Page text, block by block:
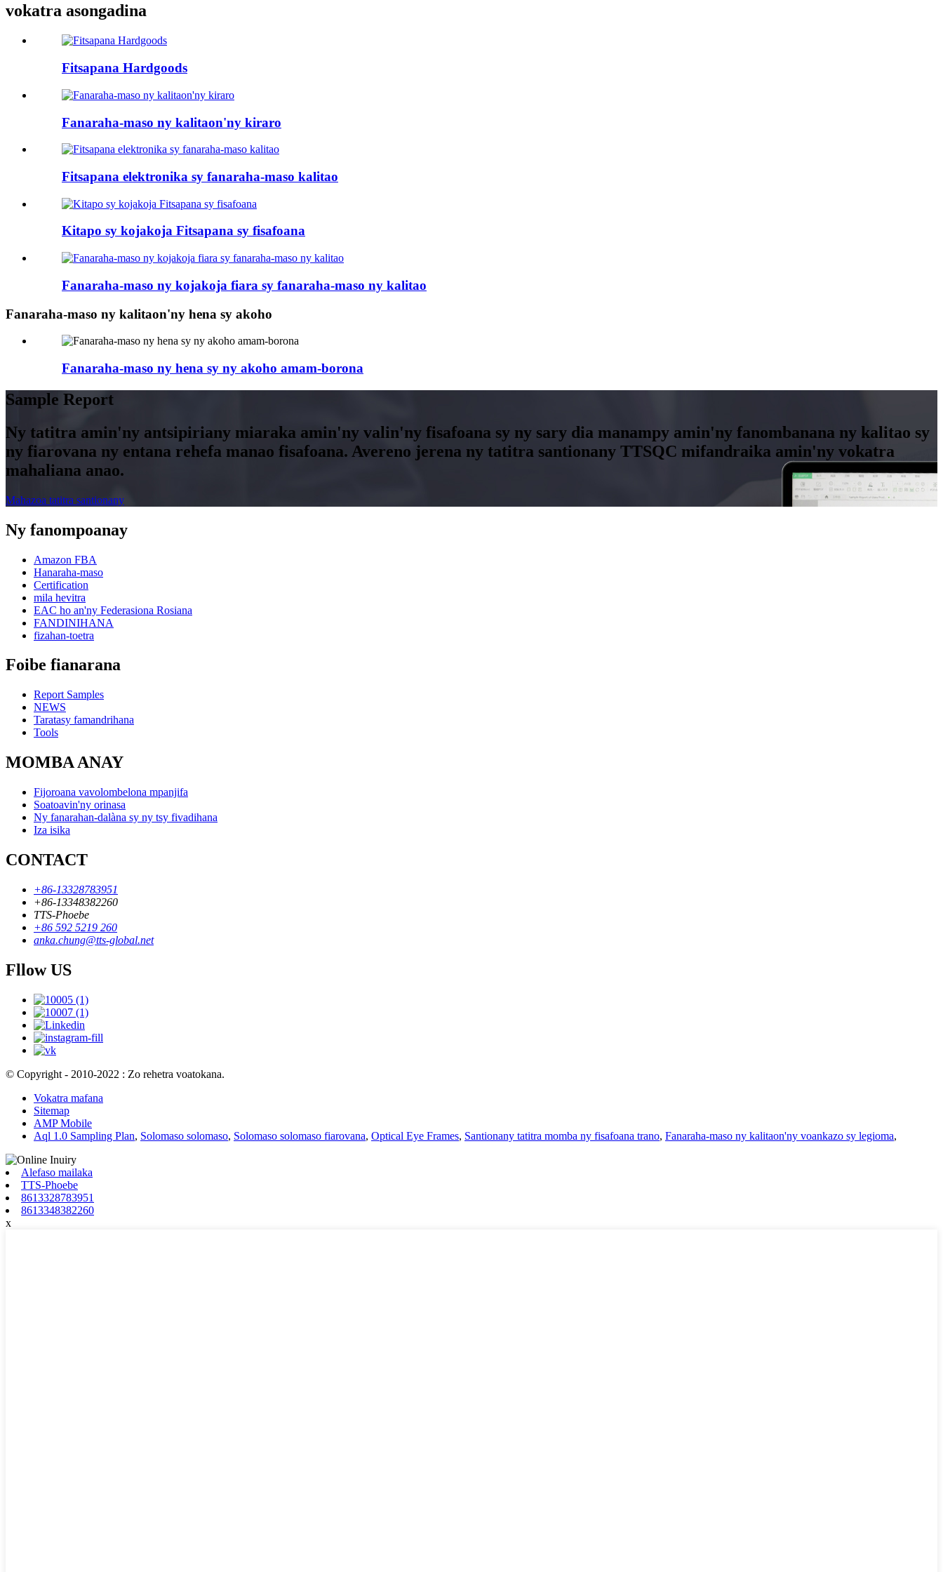
vokatra asongadina
Fitsapana Hardgoods
Fanaraha-maso ny kalitaon'ny kiraro
Fitsapana elektronika sy fanaraha-maso kalitao
Kitapo sy kojakoja Fitsapana sy fisafoana
Fanaraha-maso ny kojakoja fiara sy fanaraha-maso ny kalitao
Fanaraha-maso ny kalitaon'ny hena sy akoho
Fanaraha-maso ny hena sy ny akoho amam-borona
Sample Report
Ny tatitra amin'ny antsipiriany miaraka amin'ny valin'ny fisafoana sy ny sary dia manampy amin'ny fanombanana ny kalitao sy
ny fiarovana ny entana rehefa manao fisafoana. Avereno jerena ny tatitra santionany TTSQC mifandraika amin'ny vokatra
mahaliana anao.
Mahazoa tatitra santionany
Ny fanompoanay
Amazon FBA
Hanaraha-maso
Certification
mila hevitra
EAC ho an'ny Federasiona Rosiana
FANDINIHANA
fizahan-toetra
Foibe fianarana
Report Samples
NEWS
Taratasy famandrihana
Tools
MOMBA ANAY
Fijoroana vavolombelona mpanjifa
Soatoavin'ny orinasa
Ny fanarahan-dalàna sy ny tsy fivadihana
Iza isika
CONTACT
+86-13328783951
+86-13348382260
TTS-Phoebe
+86 592 5219 260
anka.chung@tts-global.net
Fllow US
© Copyright - 2010-2022 : Zo rehetra voatokana.
Vokatra mafana
Sitemap
AMP Mobile
Aql 1.0 Sampling Plan, Solomaso solomaso, Solomaso solomaso fiarovana, Optical Eye Frames, Santionany tatitra momba ny fisafoana trano, Fanaraha-maso ny kalitaon'ny voankazo sy legioma,
Alefaso mailaka
TTS-Phoebe
8613328783951
8613348382260
x